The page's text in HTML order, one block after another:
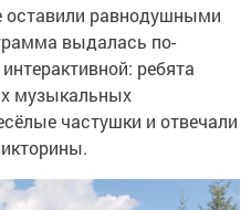
оставили равнодушными
выдалась по-
ребята
музыкальных
частушки и отвечали